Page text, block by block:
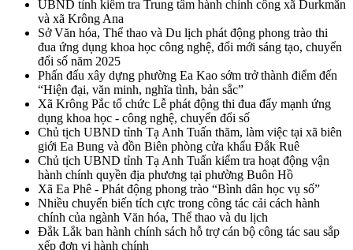
UBND tỉnh kiểm tra Trung tâm hành chính công xã Durkmăn
và xã Krông Ana
Sở Văn hóa, Thể thao và Du lịch phát động phong trào thi
đua ứng dụng khoa học công nghệ, đổi mới sáng tạo, chuyển
đổi số năm 2025
Phấn đấu xây dựng phường Ea Kao sớm trở thành điểm đến
“Hiện đại, văn minh, nghĩa tình, bản sắc”
Xã Krông Pắc tổ chức Lễ phát động thi đua đẩy mạnh ứng
dụng khoa học - công nghệ, chuyển đổi số
Chủ tịch UBND tỉnh Tạ Anh Tuấn thăm, làm việc tại xã biên
giới Ea Bung và đồn Biên phòng cửa khẩu Đắk Ruê
Chủ tịch UBND tỉnh Tạ Anh Tuấn kiểm tra hoạt động vận
hành chính quyền địa phương tại phường Buôn Hồ
Xã Ea Phê - Phát động phong trào “Bình dân học vụ số”
Nhiều chuyển biến tích cực trong công tác cải cách hành
chính của ngành Văn hóa, Thể thao và du lịch
Đắk Lắk ban hành chính sách hỗ trợ cán bộ công tác sau sắp
xếp đơn vị hành chính